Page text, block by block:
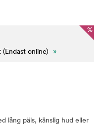
%
online) »
lång päls, känslig hud eller